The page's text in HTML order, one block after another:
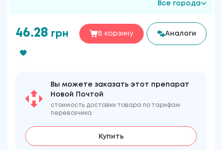
Все города
46.28 грн В корзину Аналоги
Вы можете заказать этот препарат
Новой Почтой
стоимость доставки товара по тарифам
перевозчика
Купить